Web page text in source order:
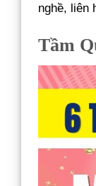
nghề, liên
Tầm